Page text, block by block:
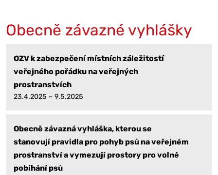
Obecně závazné vyhlášky
OZV k zabezpečení místních záležitostí
veřejného pořádku na veřejných
prostranstvích
23.4.2025 – 9.5.2025
Obecně závazná vyhláška, kterou se
stanovují pravidla pro pohyb psů na veřejném
prostranství a vymezují prostory pro volné
pobíhání psů